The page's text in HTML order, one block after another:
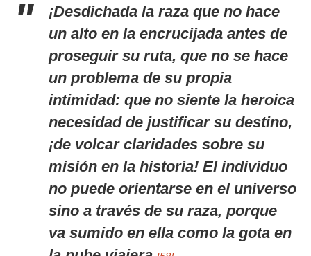
¡Desdichada la raza que no hace
un alto en la encrucijada antes de
proseguir su ruta, que no se hace
un problema de su propia
intimidad: que no siente la heroica
necesidad de justificar su destino,
¡de volcar claridades sobre su
misión en la historia! El individuo
no puede orientarse en el universo
sino a través de su raza, porque
va sumido en ella como la gota en